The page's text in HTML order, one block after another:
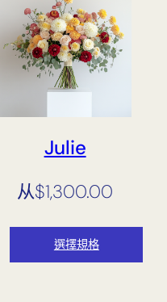
Julie
从$1,300.00
選擇規格